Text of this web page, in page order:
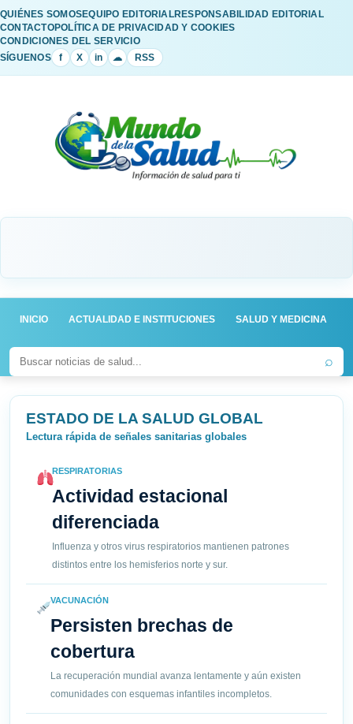
QUIÉNES SOMOSEQUIPO EDITORIALRESPONSABILIDAD EDITORIAL
CONTACTOPOLÍTICA DE PRIVACIDAD Y COOKIES
CONDICIONES DEL SERVICIO
SÍGUENOS
f X in ☁ RSS
INICIO ACTUALIDAD E INSTITUCIONES SALUD Y MEDICINA
⌕
ESTADO DE LA SALUD GLOBAL
Lectura rápida de señales sanitarias globales
RESPIRATORIAS
Actividad estacional
diferenciada
Influenza y otros virus respiratorios mantienen patrones
distintos entre los hemisferios norte y sur.
VACUNACIÓN
Persisten brechas de
cobertura
La recuperación mundial avanza lentamente y aún existen
comunidades con esquemas infantiles incompletos.